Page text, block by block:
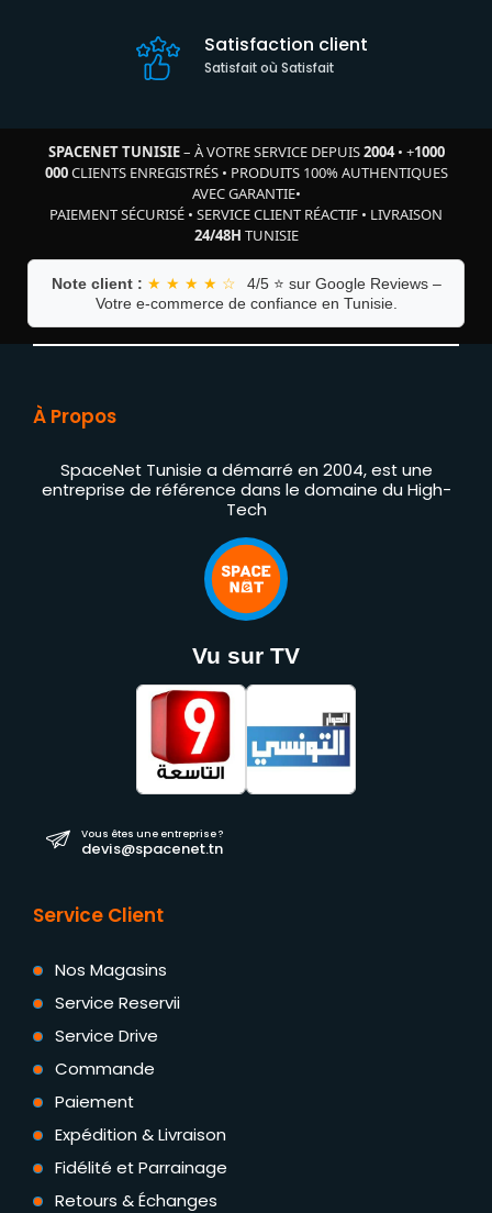
Satisfaction client
Satisfait où Satisfait
SPACENET TUNISIE– À VOTRE SERVICE DEPUIS2004• +1000
000CLIENTS ENREGISTRÉS• PRODUITS 100% AUTHENTIQUES
AVEC GARANTIE•
PAIEMENT SÉCURISÉ • SERVICE CLIENT RÉACTIF • LIVRAISON
24/48H TUNISIE
Note client : ★ ★ ★ ★ ☆
4/5 ⭐ sur Google Reviews –
Votre e-commerce de confiance en Tunisie.
À Propos
SpaceNet Tunisie a démarré en 2004, est une
entreprise de référence dans le domaine du High-
Tech
Vu sur TV
Vous êtes une entreprise ?
devis@spacenet.tn
Service Client
Nos Magasins
Service Reservii
Service Drive
Commande
Paiement
Expédition & Livraison
Fidélité et Parrainage
Retours & Échanges